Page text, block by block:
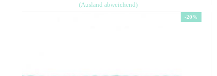
(Ausland abweichend)
-20%